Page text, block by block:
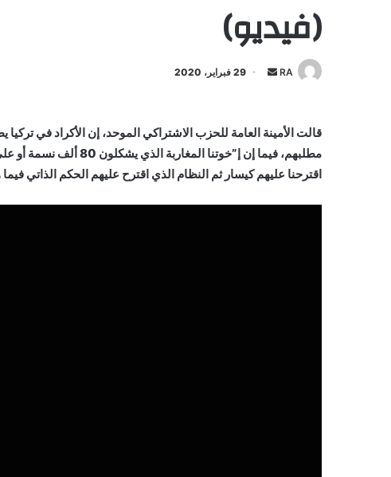
(فيديو)
RA
أرسل 29 فبراير، 2020
قالت الأمينة العامة للحزب الاشتراكي الموحد، إن الأكراد في
اقترحنا عليهم كيسار ثم النظام الذي اقترح عليهم الحكم الذاتي